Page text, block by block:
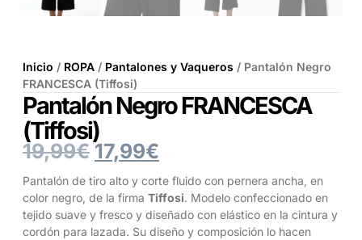
Inicio / ROPA / Pantalones y Vaqueros / Pantalón Negro
FRANCESCA (Tiffosi)
Pantalón Negro FRANCESCA
(Tiffosi)
19,99€ 17,99€
Pantalón de tiro alto y corte fluido con pernera ancha, en
color negro, de la firma Tiffosi. Modelo confeccionado en
tejido suave y fresco y diseñado con elástico en la cintura y
cordón para lazada. Su diseño y composición lo hacen